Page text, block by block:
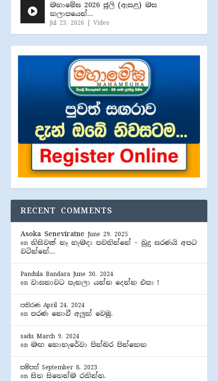
මහාමේඝ 2026 ජූලි (​ඇසළ) මස
කලාපයෙන්…
Jul 23, 2026 |Video
RECENT COMMENTS
Asoka Seneviratne June 29, 2025
on කිසිවක් නෑ හැමදා පවතින්නේ – බුදු සරණයි අපට
වටින්නේ…
Pandula Bandara June 30, 2024
on වාසනාවට පැනලා යන්න දෙන්න එපා !
පතිරණ April 24, 2024
on පරණ නොවී අලුත් වෙමු.
sadu March 9, 2024
on මඟ නොහැරේවා පින්බර පින්කෙත
සම්පත් September 8, 2023
onසිත සිතෙන්ම රකින්න.